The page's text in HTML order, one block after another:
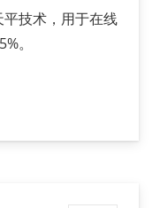
技术，用于在线
。